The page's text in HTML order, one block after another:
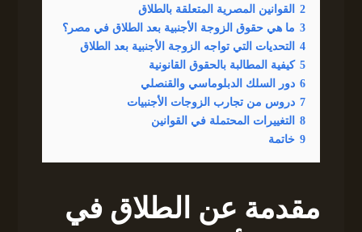
2
القوانين المصرية المتعلقة بالطلاق
3 ما هي حقوق الزوجة الأجنبية بعد الطلاق في مصر؟
4
التحديات التي تواجه الزوجة الأجنبية بعد الطلاق
5 كيفية المطالبة بالحقوق القانونية
6 دور السلك الدبلوماسي والقنصلي
7 دروس من تجارب الزوجات الأجنبيات
8
التغييرات المحتملة في القوانين
9 خاتمة
مقدمة عن الطلاق في